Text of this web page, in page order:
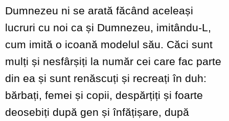
Dumnezeu ni se arată făcând aceleași
lucruri cu noi ca și Dumnezeu, imitându-L,
cum imită o icoană modelul său. Căci sunt
mulți și nesfârșiți la număr cei care fac parte
din ea și sunt renăscuți și recreați în duh:
bărbați, femei și copii, despărțiți și foarte
deosebiți după gen și înfățișare, după